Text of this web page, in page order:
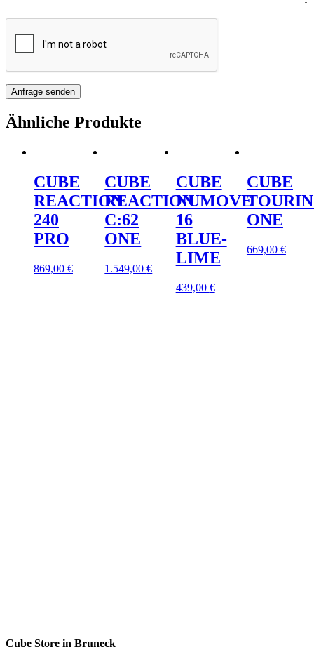
Ähnliche Produkte
CUBE
REACTION
240
PRO
869,00 €
CUBE
REACTION
C:62
ONE
1.549,00€
CUBE
NUMOVE
16
BLUE-
LIME
439,00 €
CUBE
ONE
669,00 €
Cube Store in Bruneck